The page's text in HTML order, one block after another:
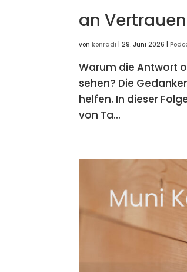
an Vertrauen
vonkonradi |29. Juni 2026 |
Warum die Antwort
sehen? Die
helfen. In dieser
von Ta...